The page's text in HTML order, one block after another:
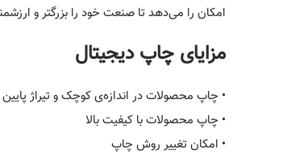
امکان را می‌دهد تا صنعت خود را بزرگتر و
مزایای چاپ دیجیتال
• چاپ محصولات در اندازه‌ی کوچک و تیراژ پایین
• چاپ محصولات با کیفیت بالا
• امکان تغییر روش چاپ